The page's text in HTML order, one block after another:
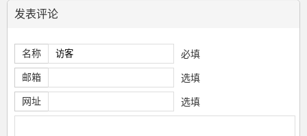
发表评论
名称 必填
邮箱 选填
网址 选填